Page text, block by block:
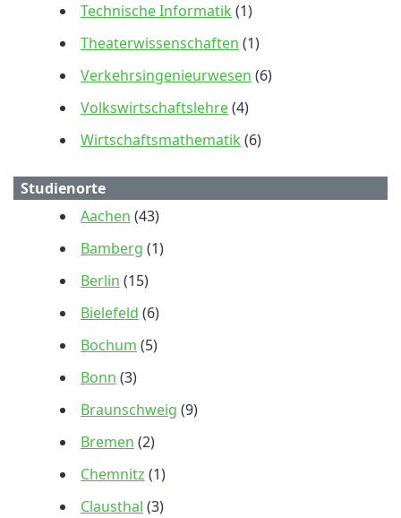
Technische Informatik (1)
Theaterwissenschaften (1)
Verkehrsingenieurwesen (6)
Volkswirtschaftslehre(4)
Wirtschaftsmathematik (6)
Studienorte
Aachen (43)
Bamberg (1)
Berlin (15)
Bielefeld (6)
Bochum (5)
Bonn (3)
Braunschweig (9)
Bremen (2)
Chemnitz (1)
Clausthal (3)